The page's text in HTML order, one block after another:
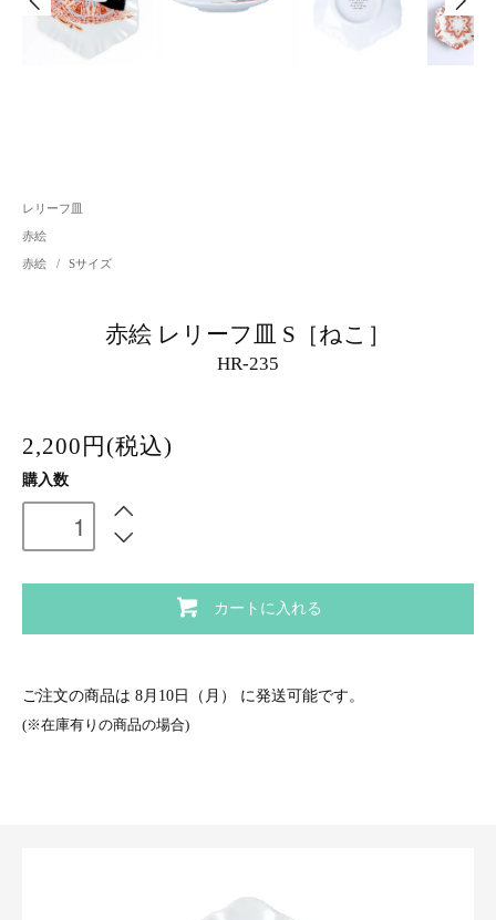
レリーフ皿
赤絵
赤絵 / Sサイズ
赤絵 レリーフ皿 S［ねこ］
HR-235
2,200円(税込)
購入数
カートに入れる
ご注文の商品は 8月10日（月） に発送可能です。
(※在庫有りの商品の場合)